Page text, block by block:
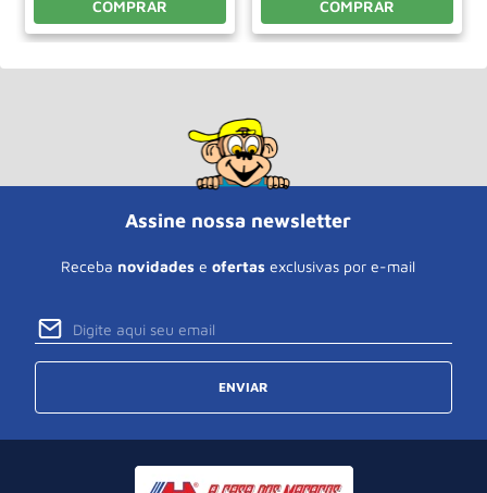
COMPRAR COMPRAR
Assine nossa newsletter
Receba novidades e ofertas exclusivas por e-mail
ENVIAR